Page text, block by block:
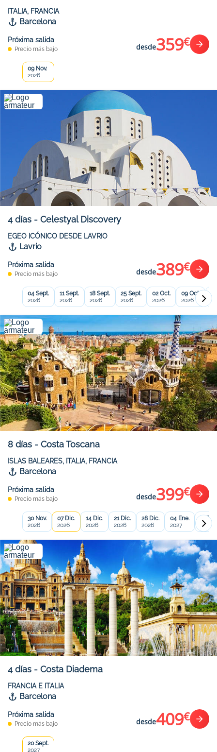
ITALIA, FRANCIA
Barcelona
Próxima salida
Precio más bajo desde359€
09 Nov.
2026
4 días - Celestyal Discovery
EGEO ICÓNICO DESDE LAVRIO
Lavrio
Próxima salida
Precio más bajo desde389€
04 Sept.
2026
11 Sept.
2026
18 Sept.
2026
25 Sept.
2026
02 Oct.
2026
09 Oct.
2026
8 días - Costa Toscana
ISLAS BALEARES, ITALIA, FRANCIA
Barcelona
Próxima salida
Precio más bajo desde399€
30 Nov.
2026
07 Dic.
2026
14 Dic.
2026
21 Dic.
2026
28 Dic.
2026
04 Ene.
2027
11 Ene.
2027
4 días - Costa Diadema
FRANCIA E ITALIA
Barcelona
Próxima salida
Precio más bajo desde409€
20 Sept.
2027